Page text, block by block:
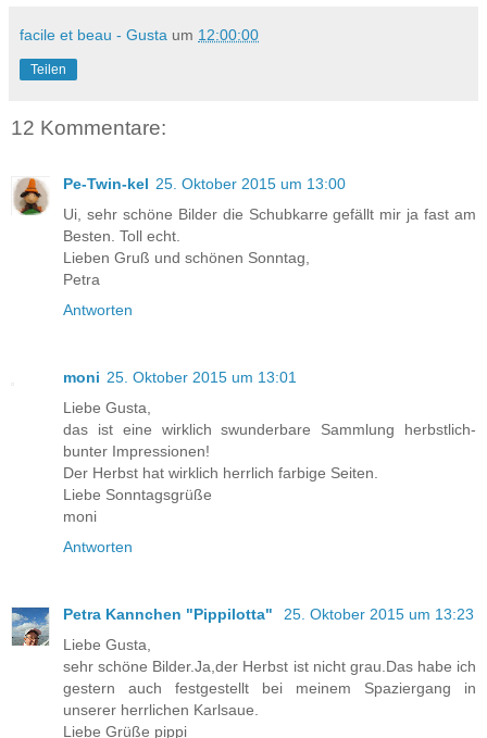
facile et beau - Gusta um 12:00:00
Teilen
12 Kommentare:
Pe-Twin-kel 25. Oktober 2015 um 13:00
Ui, sehr schöne Bilder die Schubkarre gefällt mir ja fast am
Besten. Toll echt.
Lieben Gruß und schönen Sonntag,
Petra
Antworten
moni 25. Oktober 2015 um 13:01
Liebe Gusta,
das ist eine wirklich swunderbare Sammlung herbstlich-
bunter Impressionen!
Der Herbst hat wirklich herrlich farbige Seiten.
Liebe Sonntagsgrüße
moni
Antworten
Petra Kannchen "Pippilotta"
25. Oktober 2015 um 13:23
Liebe Gusta,
sehr schöne Bilder.Ja,der Herbst ist nicht grau.Das habe ich
gestern auch festgestellt bei meinem Spaziergang in
unserer herrlichen Karlsaue.
Liebe Grüße pippi